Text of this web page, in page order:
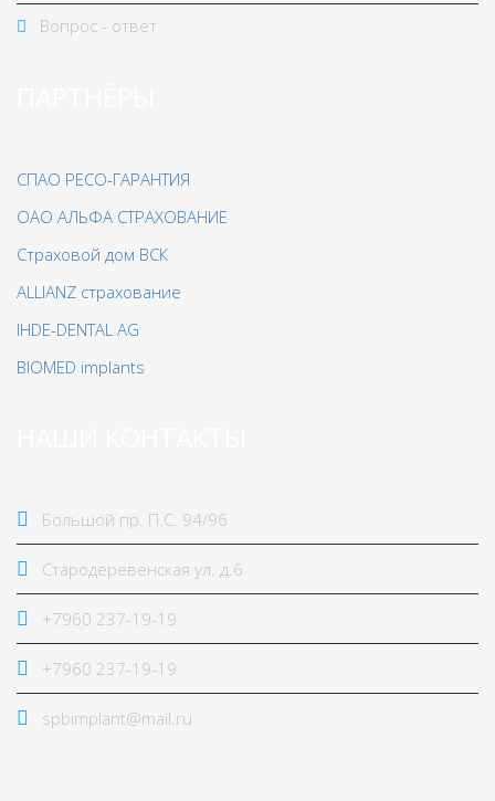
Вопрос - ответ
СПАО РЕСО-ГАРАНТИЯ
ОАО АЛЬФА СТРАХОВАНИЕ
Страховой дом ВСК
ALLIANZ страхование
IHDE-DENTAL AG
BIOMED implants
Большой пр. П.С. 94/96
Стародеревенская ул. д.6
+7960 237-19-19
+7960 237-19-19
spbimplant@mail.ru